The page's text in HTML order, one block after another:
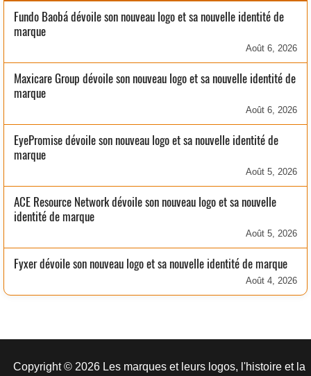
Fundo Baobá dévoile son nouveau logo et sa nouvelle identité de
marque
Août 6, 2026
Maxicare Group dévoile son nouveau logo et sa nouvelle identité de
marque
Août 6, 2026
EyePromise dévoile son nouveau logo et sa nouvelle identité de
marque
Août 5, 2026
ACE Resource Network dévoile son nouveau logo et sa nouvelle
identité de marque
Août 5, 2026
Fyxer dévoile son nouveau logo et sa nouvelle identité de marque
Août 4, 2026
Copyright © 2026 Les marques et leurs logos, l'histoire et la